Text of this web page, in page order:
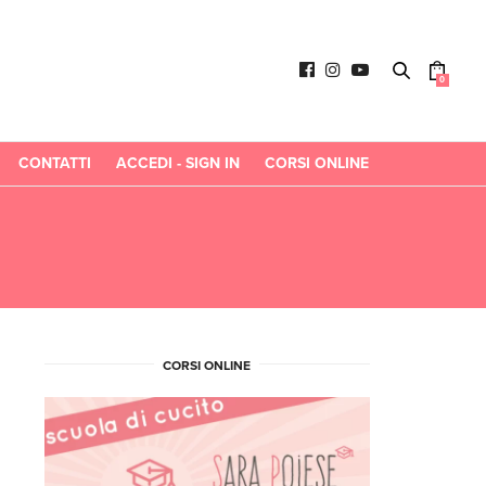
0
CONTATTI ACCEDI - SIGN IN CORSI ONLINE
CORSI ONLINE